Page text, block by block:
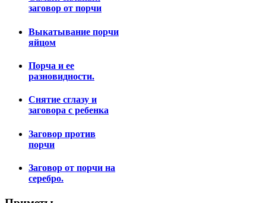
заговор от порчи
Выкатывание порчи
яйцом
Порча и ее
разновидности.
Снятие сглазу и
заговора с ребенка
Заговор против
порчи
Заговор от порчи на
серебро.